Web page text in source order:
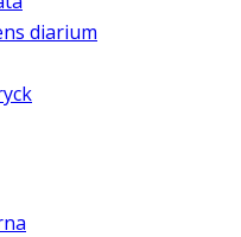
diarium